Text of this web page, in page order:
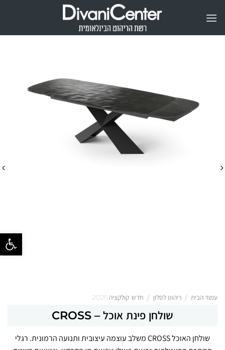
פתח
עמוד הבית / ריהוט לסלון / חדש: קולקציה 2026
שולחן פינת אוכל – CROSS
שולחן האוכל CROSS משלב עוצמה עיצובית ותנועה הרמונית. רגלי